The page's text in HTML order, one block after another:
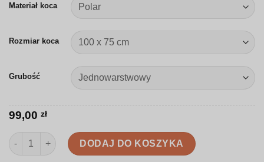
99,00 zł
do
308,00 zł
Materiał koca
Rozmiar koca
Grubość
99,00 zł
ilość Koc | Ręcznie rysowane dinozaury w ciemnej kolorystyce
DODAJ DO KOSZYKA